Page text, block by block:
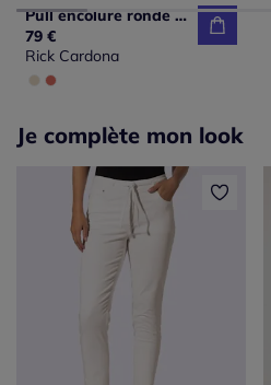
Pull encolure ronde en tricot léger structuré avec fentes
79 €
Rick Cardona
Je complète mon look